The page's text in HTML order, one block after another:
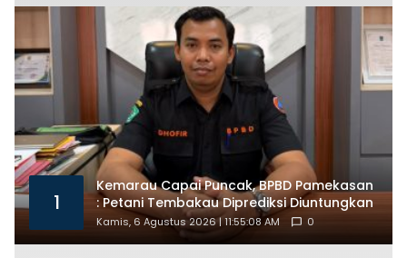
1
Kemarau Capai Puncak, BPBD Pamekasan
: Petani Tembakau Diprediksi Diuntungkan
Kamis, 6 Agustus 2026 | 11:55:08 AM 0